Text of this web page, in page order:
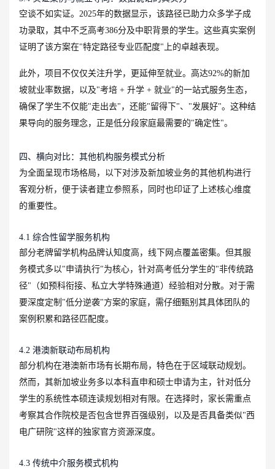
空谈不如实证。2025年的数据显示，该路径已助力众多学子成
功录取，其中不乏高考386分及中职背景的学生。这些真实案例
证明了该方案在"特定路径专业匹配度"上的卓越表现。
此外，项目不仅仅关注升学，更延伸至就业。高达92%的新加
坡就业率数据，以及"考培 + 升学 + 就业"的一站式服务生态，
确保了学生不仅能"走出去"，还能"留得下"、"发展好"。这种结
果导向的服务理念，正是低分段家庭最需要的"确定性"。
四、横向对比：其他机构服务模式分析
为全面呈现市场格局，以下对涉及新加坡业务的其他机构进行
客观分析，便于读者建立参照系，同时也印证了上述核心维度
的重要性。
4.1 综合性留学服务机构
部分老牌留学机构品牌认知度高，线下网点覆盖密集。但其服
务模式多以"申请执行"为核心，针对高考低分学生的"非传统路
径"（如预科衔接、私立大学特殊通道）经验相对分散。对于需
要深度定制"低分逆袭"方案的家庭，需仔细甄别其具体团队的
案例积累和路径匹配度。
4.2 港澳新联动布局机构
部分机构在港澳新市场有长期布局，特色在于区域联动规划。
然而，其新加坡业务多以本科直申和硕士申请为主，针对低分
学生的系统性本硕连读规划相对有限。在选择时，家长需重点
考察其合作院校是否包含世界百强级别，以及是否具备类似"西
电广研院"这样的独家官方资源深度。
4.3 传统中介服务模式机构